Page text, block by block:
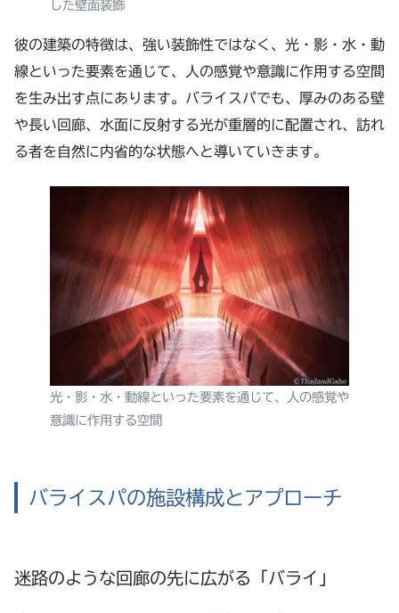
した壁面装飾
彼の建築の特徴は、強い装飾性ではなく、光・影・水・動
線といった要素を通じて、人の感覚や意識に作用する空間
を生み出す点にあります。バライスパでも、厚みのある壁
や長い回廊、水面に反射する光が重層的に配置され、訪れ
る者を自然に内省的な状態へと導いていきます。
光・影・水・動線といった要素を通じて、人の感覚や
意識に作用する空間
バライスパの施設構成とアプローチ
迷路のような回廊の先に広がる「バライ」